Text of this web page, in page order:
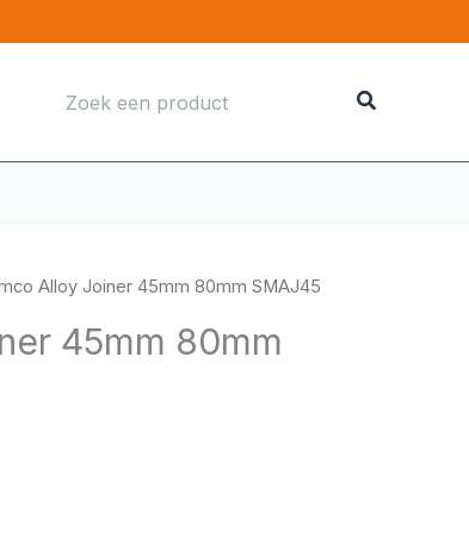
naar:
Alloy Joiner 45mm 80mm SMAJ45
45mm 80mm